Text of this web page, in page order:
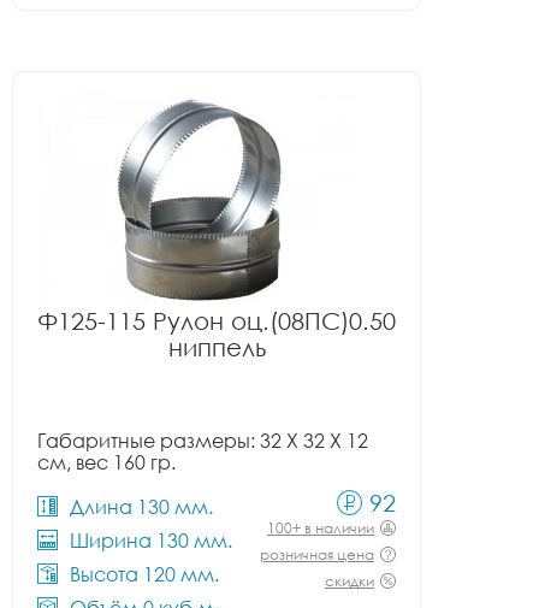
Ф125-115 Рулон оц.(08ПС)0.50
ниппель
Габаритные размеры: 32 X 32 X 12
см, вес 160 гр.
Длина 130 мм.
Ширина 130 мм.
Высота 120 мм.
92
100+ в наличии
розничная цена
скидки